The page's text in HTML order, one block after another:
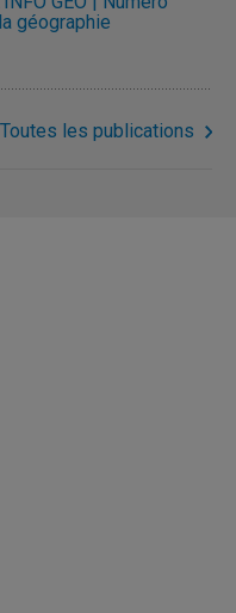
géographie
Toutes les publications